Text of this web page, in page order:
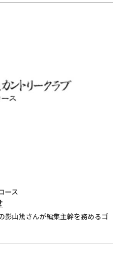
ース
影山篤さんが編集主幹を務めるゴ